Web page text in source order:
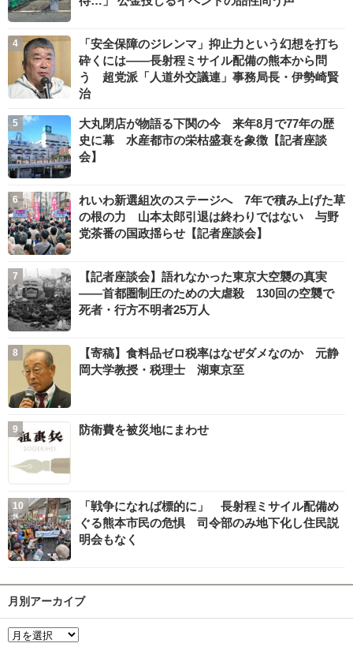
「安全保障のジレンマ」抑止力という幻想を打ち
砕くには――長射程ミサイル配備の熊本から問
う 超党派「人道外交議連」事務局長・伊勢崎賢
治
大丸閉店が物語る下関の今 来年8月で77年の歴
史に幕 水産都市の栄枯盛衰を象徴【記者座談
会】
れいわ新選組次のステージへ 7年で積み上げた草
の根の力 山本太郎引退は終わりではない 与野
党茶番の国政揺らせ【記者座談会】
【記者座談会】語れなかった東京大空襲の真実
――首都圏制圧のための大虐殺 130回の空襲で
死者・行方不明者25万人
【寄稿】食料品ゼロ税率はなぜダメなのか 元静
岡大学教授・税理士 湖東京至
防衛費を被災地にまわせ
「戦争になれば標的に」 長射程ミサイル配備め
ぐる熊本市民の危惧 司令部のみ地下化し住民説
明会もなく
月別アーカイブ